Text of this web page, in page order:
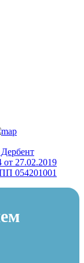
27.02.2019
054201001